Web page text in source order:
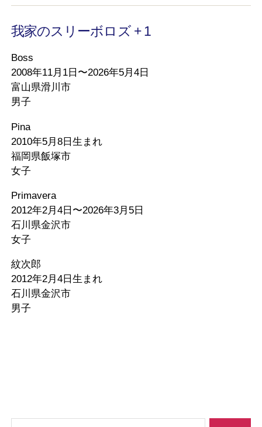
我家のスリーボロズ + 1
Boss
2008年11月1日〜2026年5月4日
富山県滑川市
男子
Pina
2010年5月8日生まれ
福岡県飯塚市
女子
Primavera
2012年2月4日〜2026年3月5日
石川県金沢市
女子
紋次郎
2012年2月4日生まれ
石川県金沢市
男子